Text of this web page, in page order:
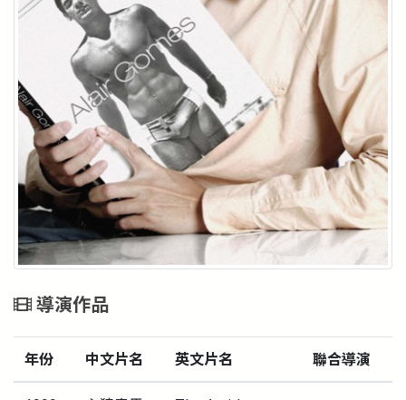
導演作品
年份 中文片名 英文片名 聯合導演